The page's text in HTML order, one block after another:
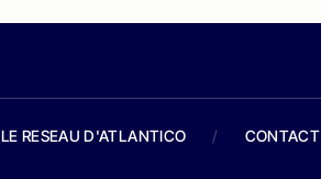
LE RESEAU D'ATLANTICO / CONTACT